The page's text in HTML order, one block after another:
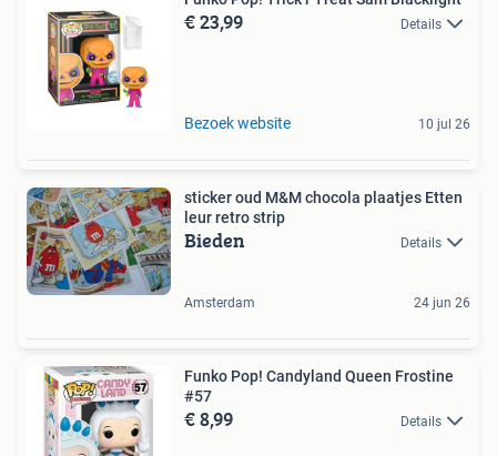
€ 23,99 Details
Bezoek website 10 jul 26
sticker oud M&M chocola plaatjes Etten
leur retro strip
Bieden Details
Amsterdam 24 jun 26
Funko Pop! Candyland Queen Frostine
#57
€ 8,99 Details